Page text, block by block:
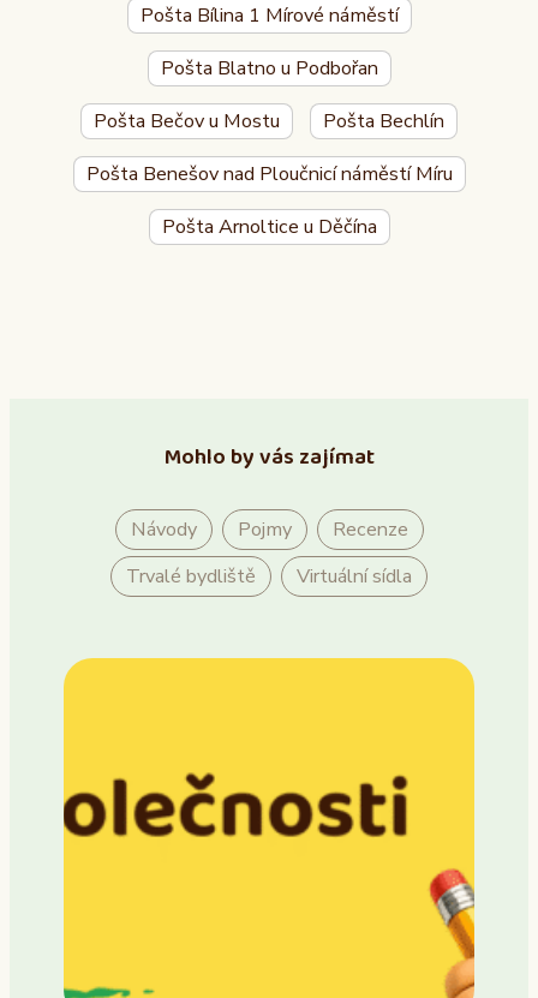
Pošta Bílina 1 Mírové náměstí
Pošta Blatno u Podbořan
Pošta Bečov u Mostu
Pošta Bechlín
Pošta Benešov nad Ploučnicí náměstí Míru
Pošta Arnoltice u Děčína
Mohlo by vás zajímat
Návody Pojmy
Recenze
Trvalé bydliště
Virtuální sídla